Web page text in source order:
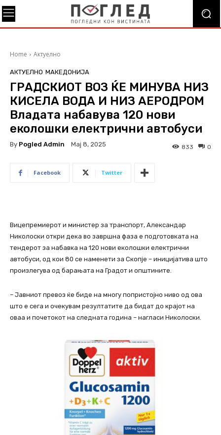
Home Актуелно
АКТУЕЛНО МАКЕДОНИЈА
ГРАДСКИОТ ВОЗ ЌЕ МИНУВА НИЗ
КИСЕЛА ВОДА И НИЗ АЕРОДРОМ
Владата набавува 120 нови
еколошки електрични автобуси
By Pogled Admin Мај 8, 2025 0
833
Facebook Twitter
Вицепремиерот и министер за транспорт, Александар
Николоски откри дека во завршна фаза е подготовката на
тендерот за набавка на 120 нови еколошки електрични
автобуси, од кои 80 се наменети за Скопје – иницијатива што
произлегува од барањата на Градот и општините.
– Јавниот превоз ќе биде на многу попристојно ниво од ова
што е сега и очекувам резултатите да бидат до крајот на
оваа и почетокот на следната година – нагласи Николоски.